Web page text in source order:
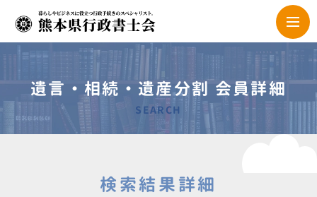
遺言・相続・遺産分割 会員詳細
SEARCH
検索結果詳細